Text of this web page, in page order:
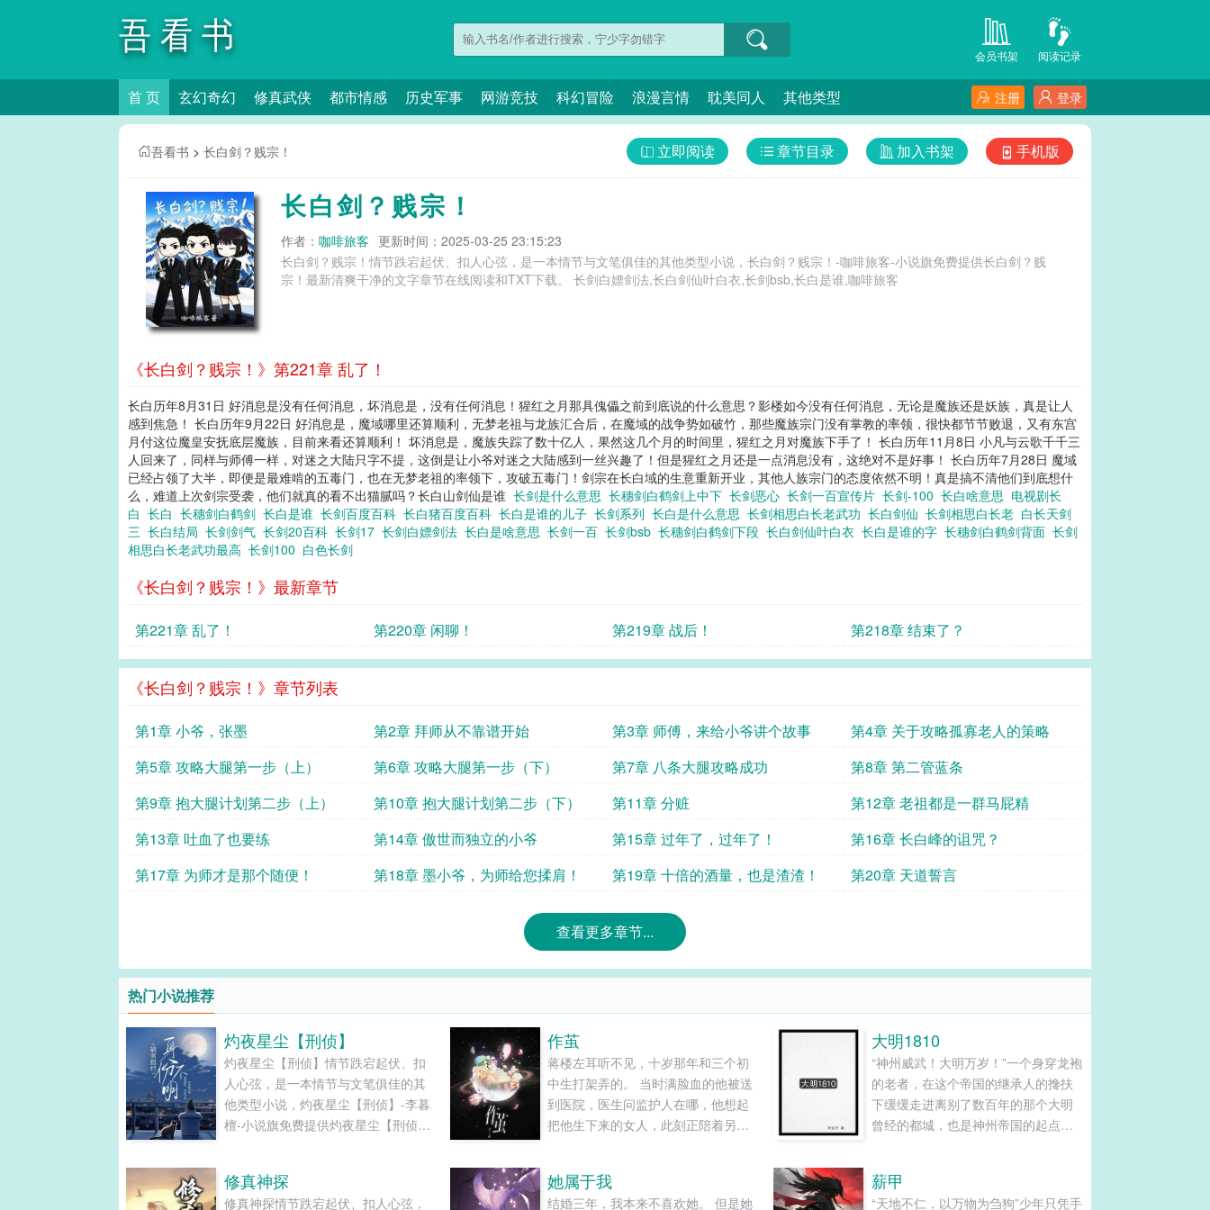
吾看书 阅读记录
会员书架
首 页 玄幻奇幻 修真武侠 都市情感 历史军事 网游竞技 科幻冒险 浪漫言情 耽美同人 其他类型 登录
注册
吾看书 > 长白剑？贱宗！ 手机版
加入书架
章节目录
立即阅读
长白剑？贱宗！
作者： 咖啡旅客 更新时间：2025-03-25 23:15:23
长白剑？贱宗！情节跌宕起伏、扣人心弦，是一本情节与文笔俱佳的其他类型小说，长白剑？贱宗！-咖啡旅客-小说旗免费提供长白剑？贱
宗！最新清爽干净的文字章节在线阅读和TXT下载。 长剑白嫖剑法,长白剑仙叶白衣,长剑bsb,长白是谁,咖啡旅客
《长白剑？贱宗！》第221章 乱了！
长白历年8月31日 好消息是没有任何消息，坏消息是，没有任何消息！猩红之月那具傀儡之前到底说的什么意思？影楼如今没有任何消息，无论是魔族还是妖族，真是让人
感到焦急！ 长白历年9月22日 好消息是，魔域哪里还算顺利，无梦老祖与龙族汇合后，在魔域的战争势如破竹，那些魔族宗门没有掌教的率领，很快都节节败退，又有东宫
月付这位魔皇安抚底层魔族，目前来看还算顺利！ 坏消息是，魔族失踪了数十亿人，果然这几个月的时间里，猩红之月对魔族下手了！ 长白历年11月8日 小凡与云歌千千三
人回来了，同样与师傅一样，对迷之大陆只字不提，这倒是让小爷对迷之大陆感到一丝兴趣了！但是猩红之月还是一点消息没有，这绝对不是好事！ 长白历年7月28日 魔域
已经占领了大半，即便是最难啃的五毒门，也在无梦老祖的率领下，攻破五毒门！剑宗在长白域的生意重新开业，其他人族宗门的态度依然不明！真是搞不清他们到底想什
么，难道上次剑宗受袭，他们就真的看不出猫腻吗？长白山剑仙是谁 长剑是什么意思 长穗剑白鹤剑上中下 长剑恶心 长剑一百宣传片 长剑-100 长白啥意思 电视剧长
白 长白 长穗剑白鹤剑 长白是谁 长剑百度百科 长白猪百度百科 长白是谁的儿子 长剑系列 长白是什么意思 长剑相思白长老武功 长白剑仙 长剑相思白长老 白长天剑
三 长白结局 长剑剑气 长剑20百科 长剑17 长剑白嫖剑法 长白是啥意思 长剑一百 长剑bsb 长穗剑白鹤剑下段 长白剑仙叶白衣 长白是谁的字 长穗剑白鹤剑背面 长剑
相思白长老武功最高 长剑100 白色长剑
《长白剑？贱宗！》最新章节
第221章 乱了！ 第220章 闲聊！ 第219章 战后！ 第218章 结束了？
《长白剑？贱宗！》章节列表
第1章 小爷，张墨 第2章 拜师从不靠谱开始 第3章 师傅，来给小爷讲个故事
第4章 关于攻略孤寡老人的策略
第5章 攻略大腿第一步（上）
第6章 攻略大腿第一步（下） 第7章 八条大腿攻略成功
第8章 第二管蓝条
第9章 抱大腿计划第二步（上）
第10章 抱大腿计划第二步（下） 第11章 分赃
第12章 老祖都是一群马屁精
第13章 吐血了也要练
第14章 傲世而独立的小爷 第15章 过年了，过年了！
第16章 长白峰的诅咒？
第17章 为师才是那个随便！
第18章 墨小爷，为师给您揉肩！ 第19章 十倍的酒量，也是渣渣！ 第20章 天道誓言
查看更多章节...
热门小说推荐
灼夜星尘【刑侦】
灼夜星尘【刑侦】情节跌宕起伏、扣
人心弦，是一本情节与文笔俱佳的其
他类型小说，灼夜星尘【刑侦】-李暮
檀-小说旗免费提供灼夜星尘【刑侦】
作茧
蒋楼左耳听不见，十岁那年和三个初
中生打架弄的。 当时满脸血的他被送
到医院，医生问监护人在哪，他想起
把他生下来的女人，此刻正陪着另一
拿奖学金，学生信息表上父母一栏被
大明1810
“神州威武！大明万岁！”一个身穿龙袍
的老者，在这个帝国的继承人的搀扶
下缓缓走进离别了数百年的那个大明
曾经的都城，也是神州帝国的起点，
父皇老了，神州的未来就交给你了”老
修真神探
修真神探情节跌宕起伏、扣人心弦，
她属于我
结婚三年，我本来不喜欢她。 但是她
薪甲
“天地不仁，以万物为刍狗”少年只凭手